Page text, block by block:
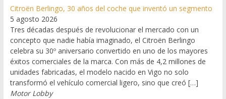
Citroën Berlingo, 30 años del coche que inventó un segmento
5 agosto 2026
Tres décadas después de revolucionar el mercado con un
concepto que nadie había imaginado, el Citroën Berlingo
celebra su 30º aniversario convertido en uno de los mayores
éxitos comerciales de la marca. Con más de 4,2 millones de
unidades fabricadas, el modelo nacido en Vigo no solo
transformó el vehículo comercial ligero, sino que creó […]
Motor Lobby